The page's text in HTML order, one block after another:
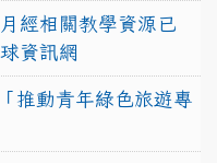
經相關教學資源已
資訊網
推動青年綠色旅遊專